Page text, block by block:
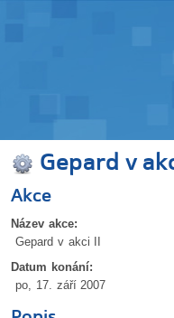
Gepard v
Akce
Název akce:
Gepard v akci II
Datum konání:
po, 17. září 2007